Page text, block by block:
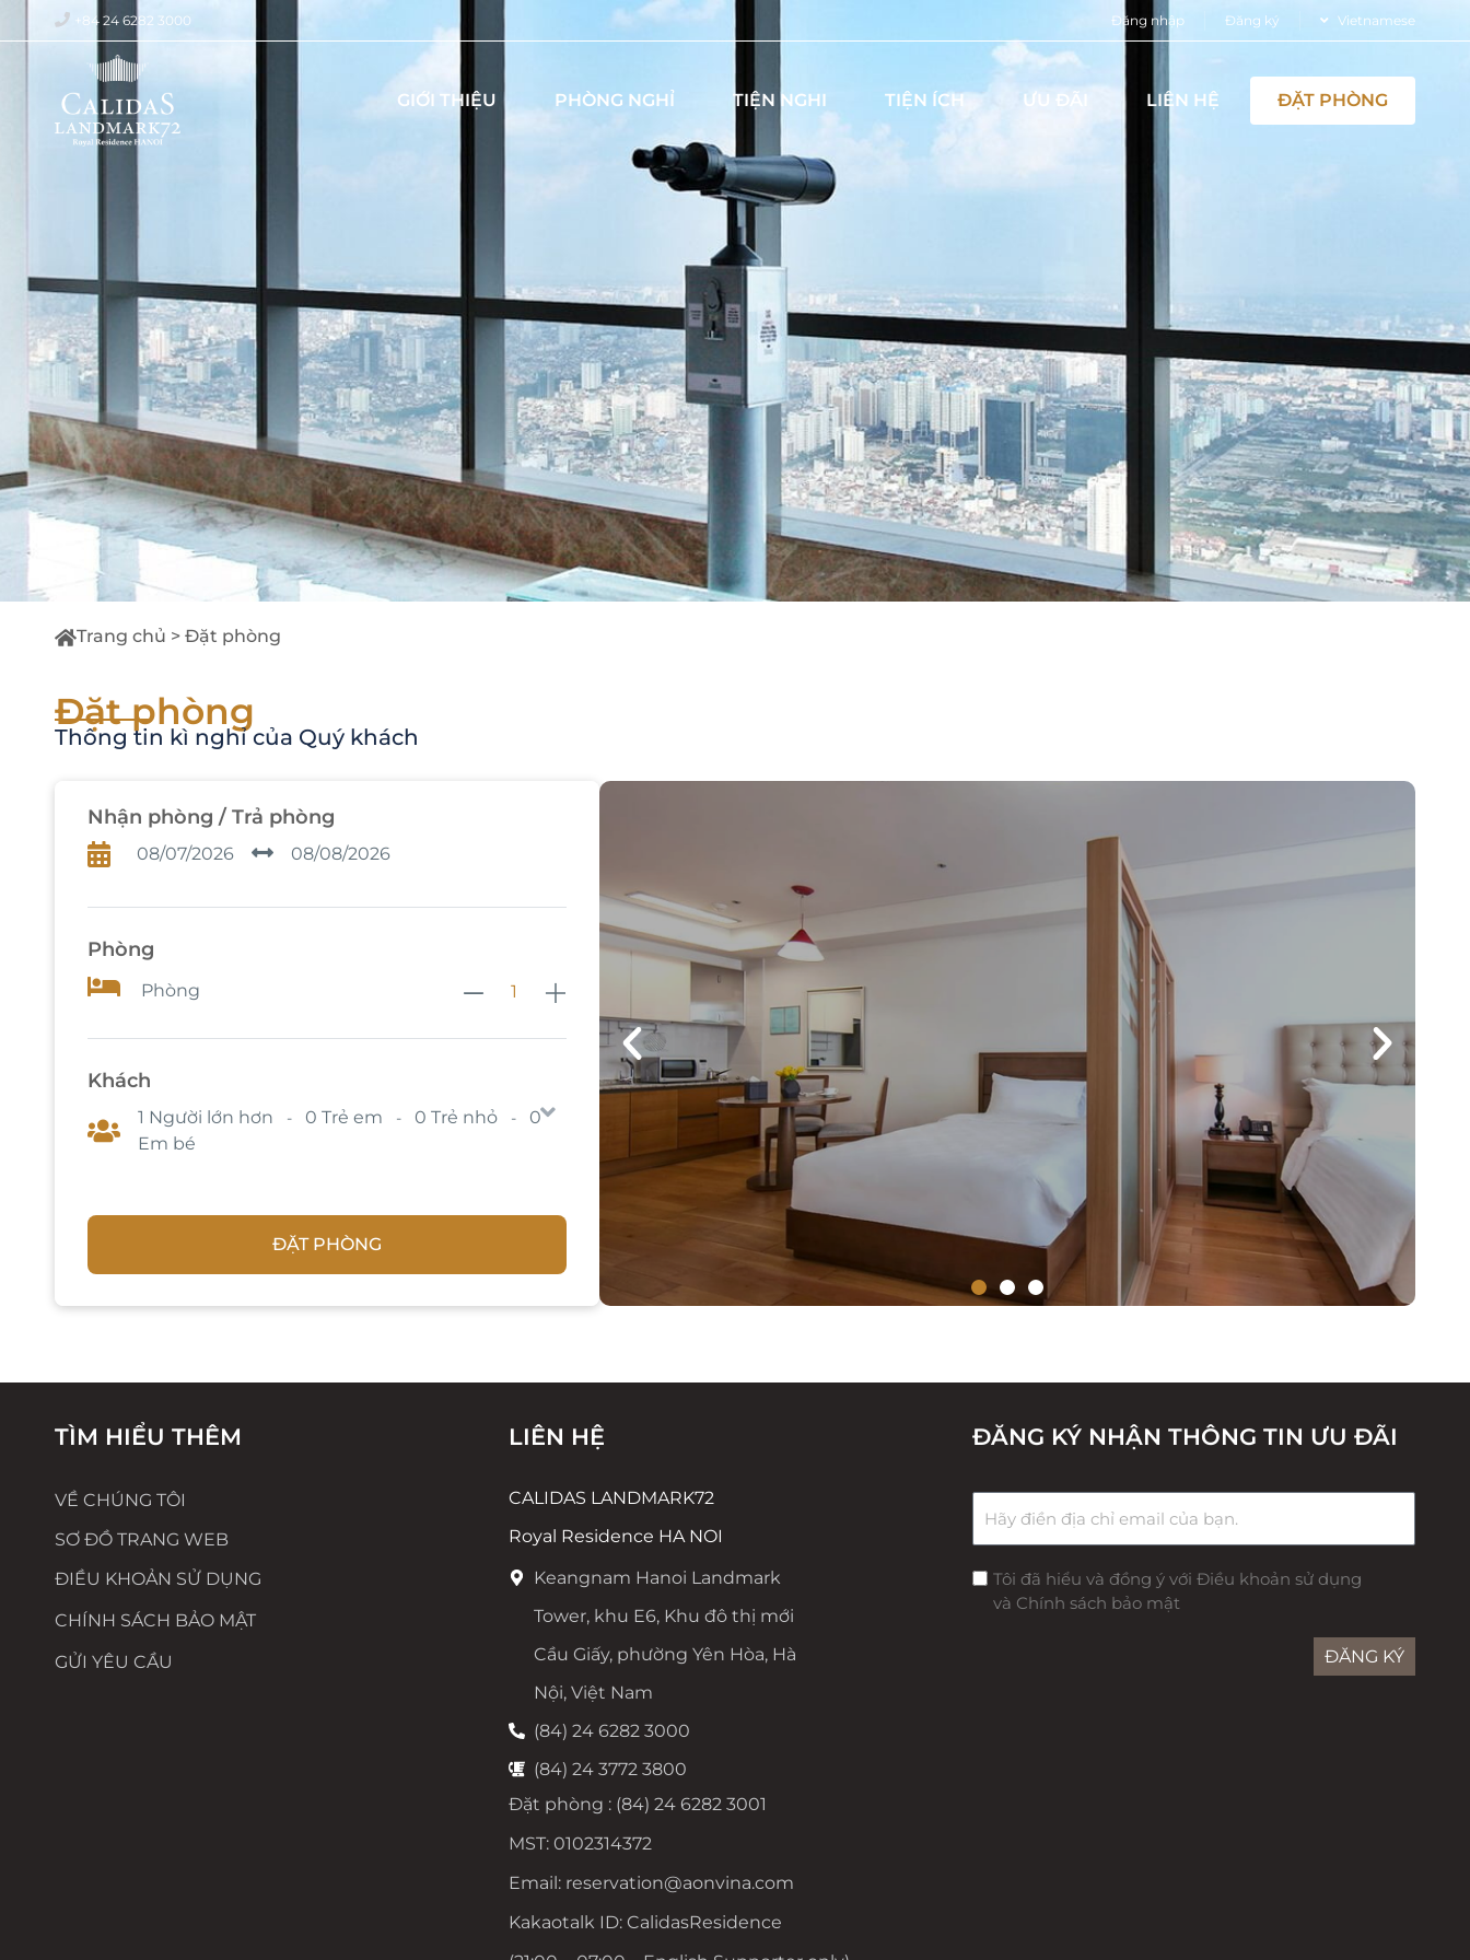
+84 24 6282 3000 Đăng nhập Đăng ký Vietnamese
GIỚI THIỆU PHÒNG NGHỈ TIỆN NGHI TIỆN ÍCH ƯU ĐÃI LIÊN HỆ ĐẶT PHÒNG
Trang chủ > Đặt phòng
Đặt phòng
Thông tin kì nghỉ của Quý khách
Nhận phòng / Trả phòng
08/07/2026 08/08/2026
Phòng
Phòng
Khách
1 Người lớn hơn - 0 Trẻ em - 0 Trẻ nhỏ - 0
Em bé
ĐẶT PHÒNG
TÌM HIỂU THÊM
VỀ CHÚNG TÔI
SƠ ĐỒ TRANG WEB
ĐIỀU KHOẢN SỬ DỤNG
CHÍNH SÁCH BẢO MẬT
GỬI YÊU CẦU
LIÊN HỆ
CALIDAS LANDMARK72
Royal Residence HA NOI
Keangnam Hanoi Landmark
Tower, khu E6, Khu đô thị mới
Cầu Giấy, phường Yên Hòa, Hà
Nội, Việt Nam
(84) 24 6282 3000
(84) 24 3772 3800
Đặt phòng : (84) 24 6282 3001
MST: 0102314372
Email: reservation@aonvina.com
Kakaotalk ID: CalidasResidence
ĐĂNG KÝ NHẬN THÔNG TIN ƯU ĐÃI
Tôi đã hiểu và đồng ý với Điều khoản sử dụng
và Chính sách bảo mật
ĐĂNG KÝ